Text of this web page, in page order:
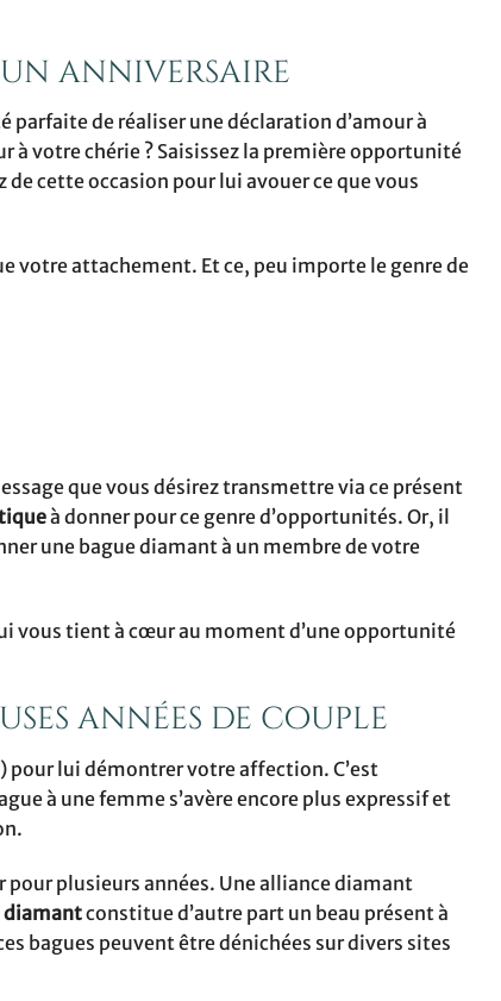
anniversaire
parfaite de réaliser une déclaration d’amour à
à votre chérie ? Saisissez la première opportunité
de cette occasion pour lui avouer ce que vous
votre attachement. Et ce, peu importe le genre de
que vous désirez transmettre via ce présent
à donner pour ce genre d’opportunités. Or, il
une bague diamant à un membre de votre
vous tient à cœur au moment d’une opportunité
années de couple
pour lui démontrer votre affection. C’est
à une femme s’avère encore plus expressif et
plusieurs années. Une alliance diamant
diamantconstitue d’autre part un beau présent à
bagues peuvent être dénichées sur divers sites